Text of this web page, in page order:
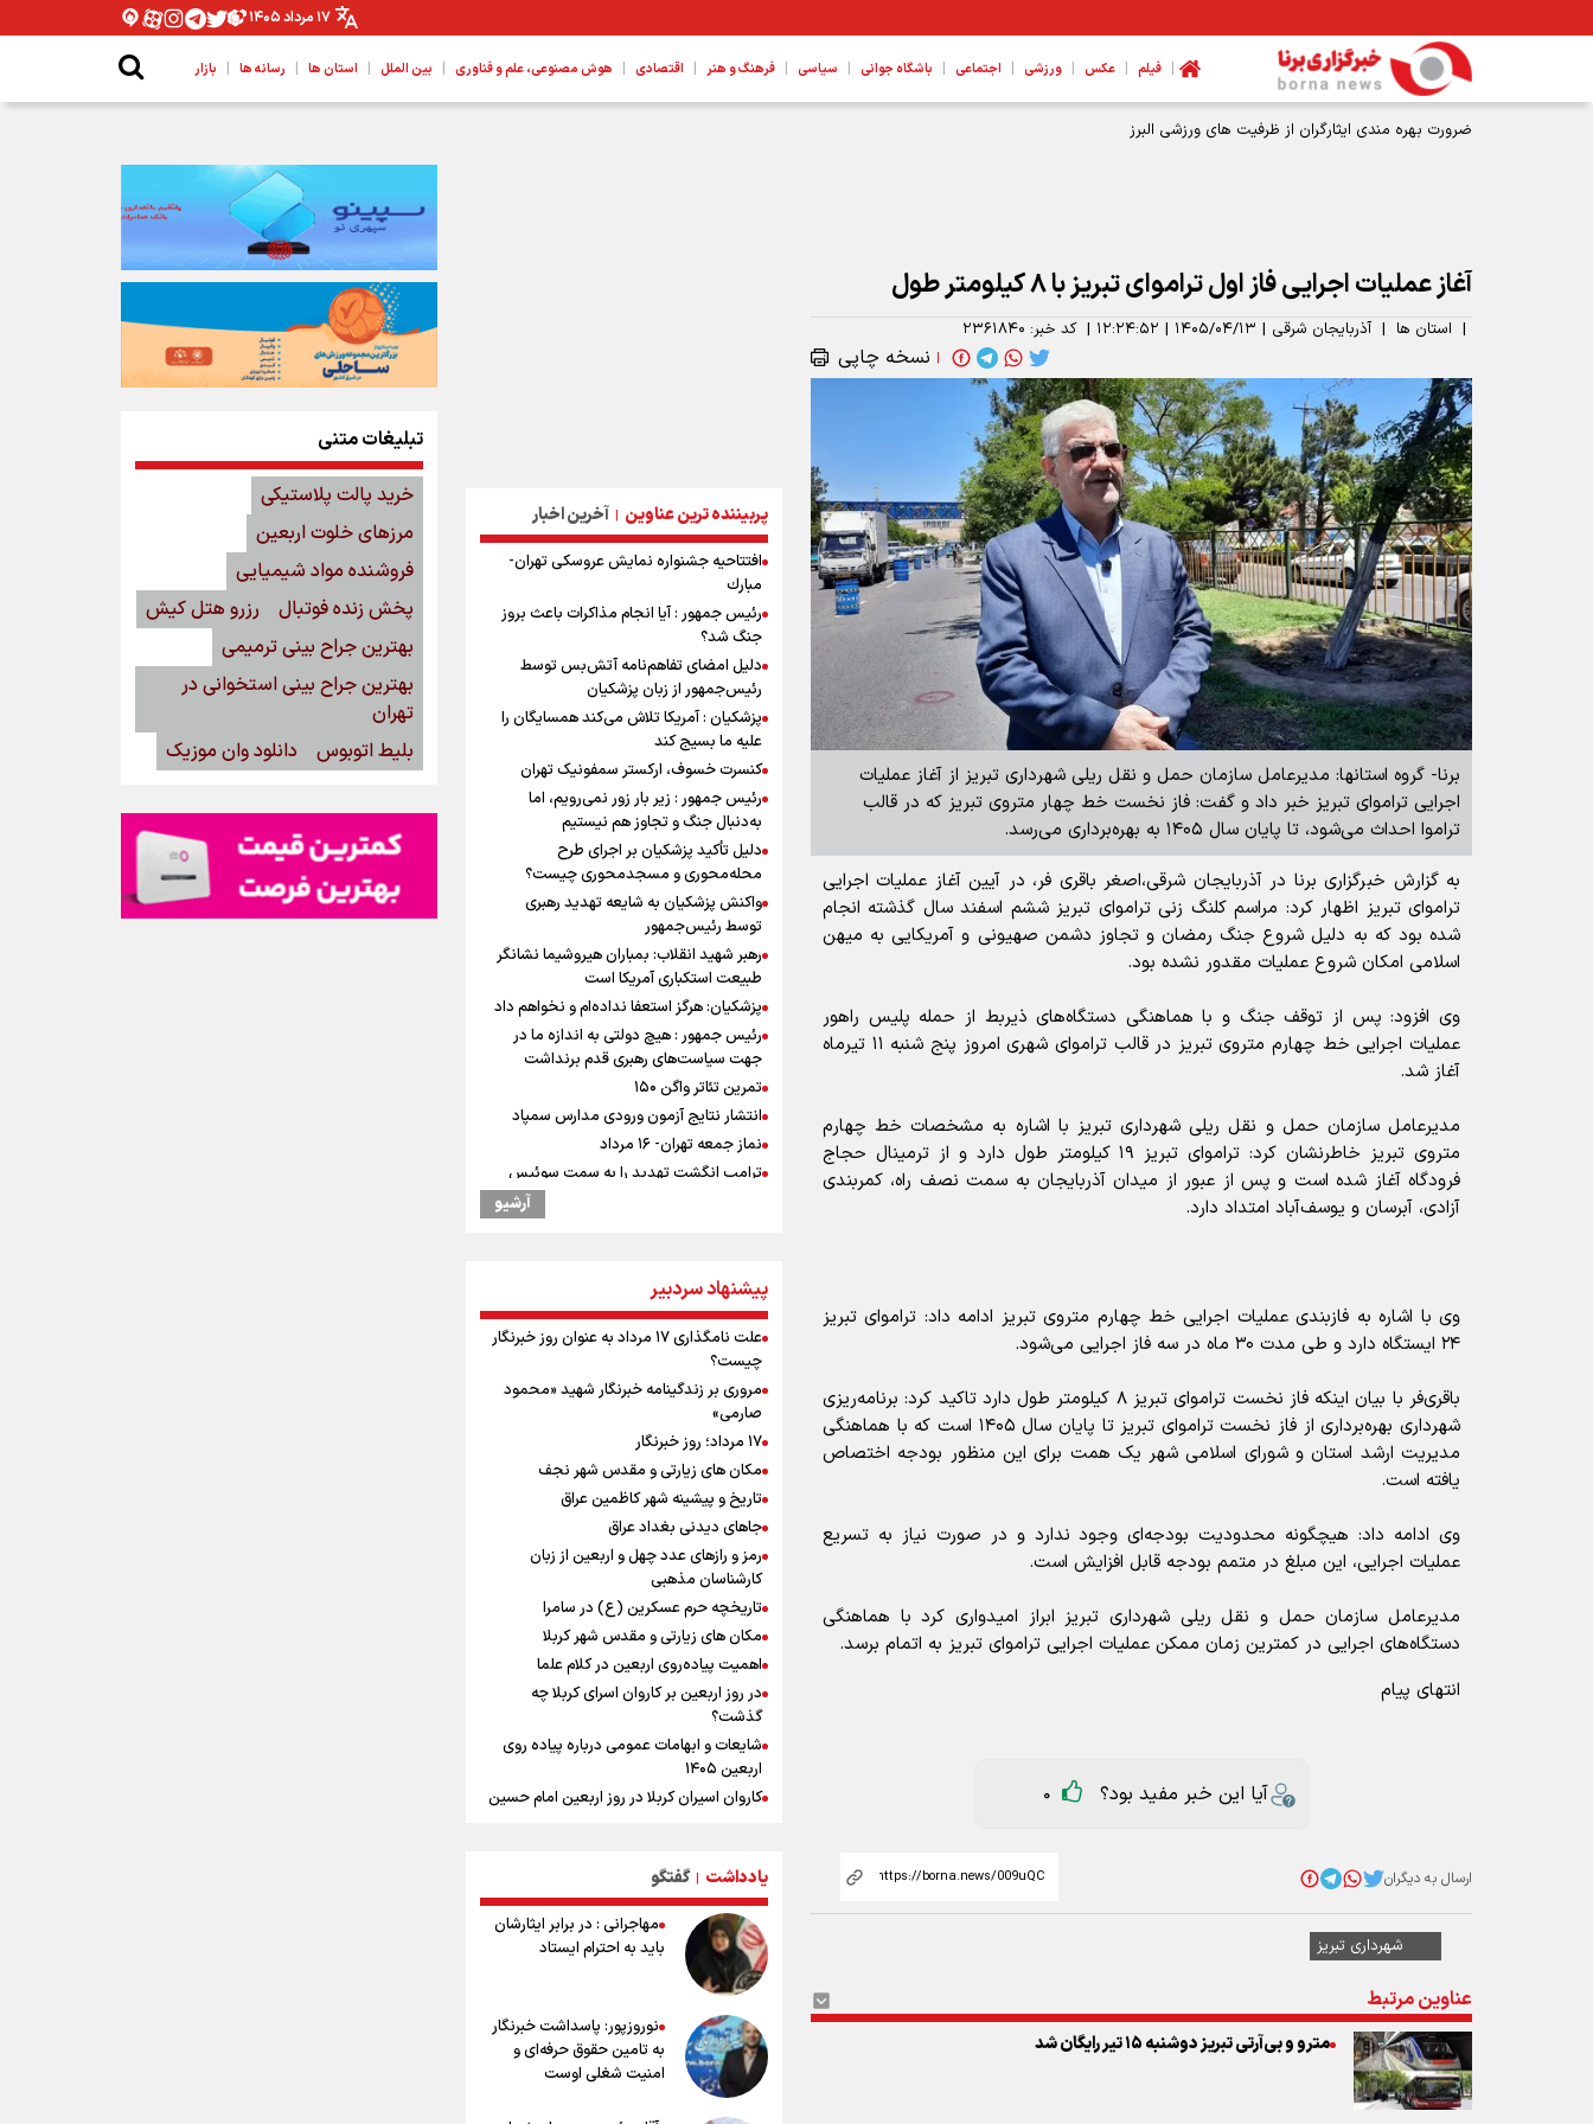
۱۷ مرداد ۱۴۰۵
| فیلم | عکس | ورزشی | اجتماعی | باشگاه جوانی | سیاسی | فرهنگ و هنر | اقتصادی | هوش مصنوعی، علم و فناوری | بین الملل | استان ها | رسانه ها | بازار
آغاز عملیات اجرایی فاز اول تراموای تبریز با ۸ کیلومتر طول
| استان ها | آذربایجان شرقی | ۱۴۰۵/۰۴/۱۳ | ۱۲:۲۴:۵۲ | کد خبر: ۲۳۶۱۸۴۰
| نسخه چاپی
برنا- گروه استانها: مدیرعامل سازمان حمل و نقل ریلی شهرداری تبریز از آغاز عملیات
اجرایی تراموای تبریز خبر داد و گفت: فاز نخست خط چهار متروی تبریز که در قالب
تراموا احداث می‌شود، تا پایان سال ۱۴۰۵ به بهره‌برداری می‌رسد.
به گزارش خبرگزاری برنا در آذربایجان شرقی،اصغر باقری فر، در آیین آغاز عملیات اجرایی
تراموای تبریز اظهار کرد: مراسم کلنگ زنی تراموای تبریز ششم اسفند سال گذشته انجام
شده بود که به دلیل شروع جنگ رمضان و تجاوز دشمن صهیونی و آمریکایی به میهن
اسلامی امکان شروع عملیات مقدور نشده بود.
وی افزود: پس از توقف جنگ و با هماهنگی دستگاه‌های ذیربط از حمله پلیس راهور
عملیات اجرایی خط چهارم متروی تبریز در قالب تراموای شهری امروز پنج شنبه ۱۱ تیرماه
آغاز شد.
مدیرعامل سازمان حمل و نقل ریلی شهرداری تبریز با اشاره به مشخصات خط چهارم
متروی تبریز خاطرنشان کرد: تراموای تبریز ۱۹ کیلومتر طول دارد و از ترمینال حجاج
فرودگاه آغاز شده است و پس از عبور از میدان آذربایجان به سمت نصف راه، کمربندی
آزادی، آبرسان و یوسف‌آباد امتداد دارد.
وی با اشاره به فازبندی عملیات اجرایی خط چهارم متروی تبریز ادامه داد: تراموای تبریز
۲۴ ایستگاه دارد و طی مدت ۳۰ ماه در سه فاز اجرایی می‌شود.
باقری‌فر با بیان اینکه فاز نخست تراموای تبریز ۸ کیلومتر طول دارد تاکید کرد: برنامه‌ریزی
شهرداری بهره‌برداری از فاز نخست تراموای تبریز تا پایان سال ۱۴۰۵ است که با هماهنگی
مدیریت ارشد استان و شورای اسلامی شهر یک همت برای این منظور بودجه اختصاص
یافته است.
وی ادامه داد: هیچگونه محدودیت بودجه‌ای وجود ندارد و در صورت نیاز به تسریع
عملیات اجرایی، این مبلغ در متمم بودجه قابل افزایش است.
مدیرعامل سازمان حمل و نقل ریلی شهرداری تبریز ابراز امیدواری کرد با هماهنگی
دستگاه‌های اجرایی در کمترین زمان ممکن عملیات اجرایی تراموای تبریز به اتمام برسد.
انتهای پیام
آیا این خبر مفید بود؟ 0
ارسال به دیگران
شهرداری تبریز
عناوین مرتبط
مترو و بی‌آرتی تبریز دوشنبه ۱۵ تیر رایگان شد
پربیننده ترین عناوین | آخرین اخبار
افتتاحیه جشنواره نمايش عروسكى تهران-
مبارك
رئیس جمهور : آیا انجام مذاکرات باعث بروز
جنگ شد؟
دلیل امضای تفاهم‌نامه آتش‌بس توسط
رئیس‌جمهور از زبان پزشکیان
پزشکیان : آمریکا تلاش می‌کند همسایگان را
علیه ما بسیج کند
کنسرت خسوف، ارکستر سمفونیک تهران
رئیس جمهور : زیر بار زور نمی‌رویم، اما
به‌دنبال جنگ و تجاوز هم نیستیم
دلیل تأکید پزشکیان بر اجرای طرح
محله‌محوری و مسجدمحوری چیست؟
واکنش پزشکیان به شایعه تهدید رهبری
توسط رئیس‌جمهور
رهبر شهید انقلاب: بمباران هیروشیما نشانگر
طبیعت استکباری آمریکا است
پزشکیان: هرگز استعفا نداده‌ام و نخواهم داد
رئیس جمهور : هیچ دولتی به اندازه ما در
جهت سیاست‌های رهبری قدم برنداشت
تمرین تئاتر واگن ۱۵۰
انتشار نتایج آزمون ورودی مدارس سمپاد
نماز جمعه تهران- ۱۶ مرداد
ترامپ انگشت تهدید را به سمت سوئیس
تورم ۵۸ درصدی معدن / وقتی هزینه
پالایشگاه نفت اسلواکی منفجر شد
میان صعود و سقوط
وزیر ورزش و جوانان ایران از مرکز ملی جودوی
جمهوری آذربایجان بازدید کرد
بازدید وزیر ورزش ایران از مجموعه ملی
تیراندازی باکو یکی از مجهزترین مراکز
تیراندازی منطقه
موسی جنپو، بازیکن فصل گذشته استقلال به
پانتولیکوس یونان پیوست
افزایش تعداد قربانیان تیراندازی در مدرسه
تایلندی
ورزشکاران سنگنوردی
یمن، ایستاده در برابر تحریم و تجاوز
کیلوگرم : امیدوارم با خوشرنگ‌ترین مدال‌ها به
ایران برگردیم
آرشیو
پیشنهاد سردبیر
علت نامگذاری ۱۷ مرداد به عنوان روز خبرنگار
چیست؟
مروری بر زندگینامه خبرنگار شهید «محمود
صارمی»
۱۷ مرداد؛ روز خبرنگار
مکان های زیارتی و مقدس شهر نجف
تاریخ و پیشینه شهر کاظمین عراق
جاهای دیدنی بغداد عراق
رمز و رازهای عدد چهل و اربعین از زبان
کارشناسان مذهبی
تاریخچه حرم عسکرین (ع) در سامرا
مکان های زیارتی و مقدس شهر کربلا
اهمیت پیاده‌روی اربعین در کلام علما
در روز اربعین بر کاروان اسرای کربلا چه
گذشت؟
شایعات و ابهامات عمومی درباره پیاده روی
اربعین ۱۴۰۵
کاروان اسیران کربلا در روز اربعین امام حسین
زیارت اربعین
وجه تسمیه و علت نامگذاری شهر کاظمین
وجه تسمیه و علت نامگذاری شهر نجف
راهنمای کامل درباره مسیر پیاده روی اربعین
از طریق العلماء
وجه تسمیه و علت نامگذاری شهر سامرا
وجه تسمیه و علت نامگذاری شهر کربلا
بهترین موکب‌های ایرانی در پیاده روی اربعین
۱۴۰۵
یادداشت | گفتگو
مهاجرانی : در برابر ایثارشان
باید به احترام ایستاد
نوروزپور: پاسداشت خبرنگار
به تامین حقوق حرفه‌ای و
امنیت شغلی اوست
تبلیغات متنی
خرید پالت پلاستیکی
مرزهای خلوت اربعین
فروشنده مواد شیمیایی
پخش زنده فوتبال
رزرو هتل کیش
بهترین جراح بینی ترمیمی
بهترین جراح بینی استخوانی در
تهران
بلیط اتوبوس
دانلود وان موزیک